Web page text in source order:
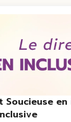
Soucieuse